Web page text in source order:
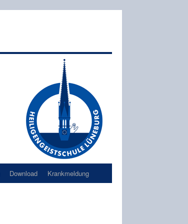
Download Krankmeldung